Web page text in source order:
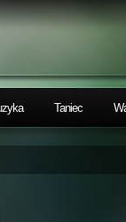
Taniec